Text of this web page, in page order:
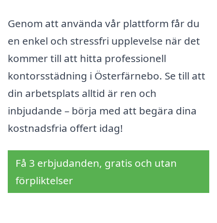
Genom att använda vår plattform får du
en enkel och stressfri upplevelse när det
kommer till att hitta professionell
kontorsstädning i Österfärnebo. Se till att
din arbetsplats alltid är ren och
inbjudande – börja med att begära dina
kostnadsfria offert idag!
Få 3 erbjudanden, gratis och utan
förpliktelser